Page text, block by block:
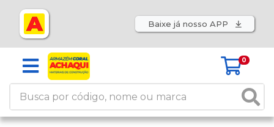
Baixe já nosso APP
0